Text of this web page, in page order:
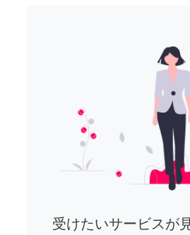
受けたいサービスが